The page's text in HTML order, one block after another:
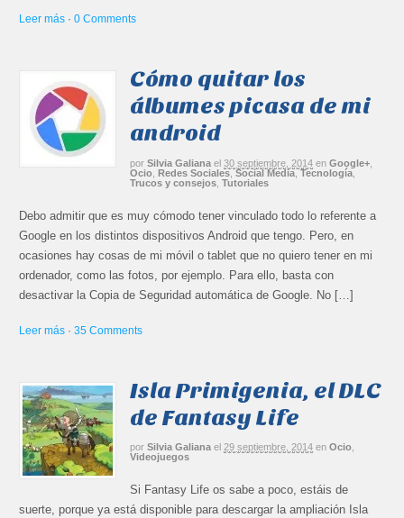
Leer más ·0 Comments
Cómo quitar los
álbumes picasa de mi
android
por Silvia Galiana el 30 septiembre, 2014 en Google+
Ocio ,Redes Sociales,Social Media,Tecnología
Trucos y consejos ,Tutoriales
Debo admitir que es muy cómodo tener vinculado todo lo referente a
Google en los distintos dispositivos Android que tengo. Pero, en
ocasiones hay cosas de mi móvil o tablet que no quiero tener en mi
ordenador, como las fotos, por ejemplo. Para ello, basta con
desactivar la Copia de Seguridad automática de Google. No […]
Leer más ·35 Comments
Isla Primigenia, el DLC
de Fantasy Life
por Silvia Galiana el 29 septiembre, 2014 en Ocio
Videojuegos
Si Fantasy Life os sabe a poco, estáis de
suerte, porque ya está disponible para descargar la ampliación Isla